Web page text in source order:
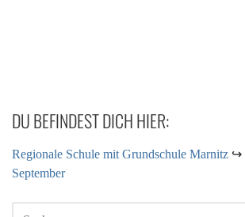
DU BEFINDEST DICH HIER:
Regionale Schule mit Grundschule Marnitz ↪
September